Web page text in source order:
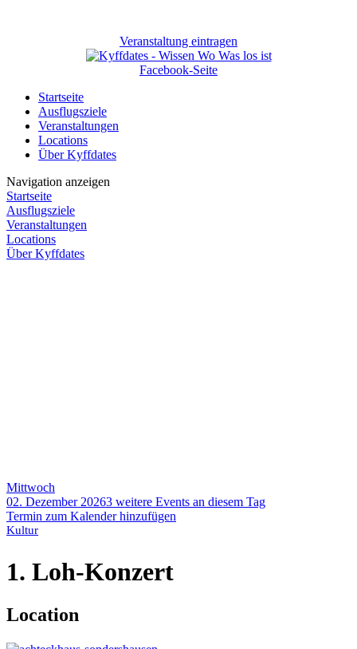
Veranstaltung eintragen
Facebook-Seite
Startseite
Ausflugsziele
Veranstaltungen
Locations
Über Kyffdates
Navigation anzeigen
Startseite
Ausflugsziele
Veranstaltungen
Locations
Über Kyffdates
Mittwoch
02. Dezember 20263 weitere Events an diesem Tag
Termin zum Kalender hinzufügen
Kultur
1. Loh-Konzert
Location